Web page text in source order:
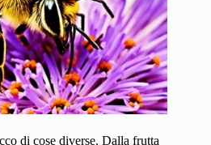
di cose diverse. Dalla frutta